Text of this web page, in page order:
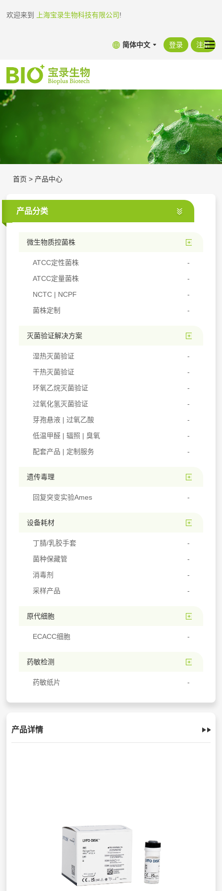
欢迎来到 上海宝录生物科技有限公司!
简体中文 登录 注册
首页 > 产品中心
产品分类
微生物质控菌株
ATCC定性菌株
ATCC定量菌株
NCTC | NCPF
菌株定制
灭菌验证解决方案
湿热灭菌验证
干热灭菌验证
环氧乙烷灭菌验证
过氧化氢灭菌验证
芽孢悬液 | 过氧乙酸
低温甲醛 | 辐照 | 臭氧
配套产品 | 定制服务
遗传毒理
回复突变实验Ames
设备耗材
丁腈/乳胶手套
菌种保藏管
消毒剂
采样产品
原代细胞
ECACC细胞
药敏检测
药敏纸片
产品详情